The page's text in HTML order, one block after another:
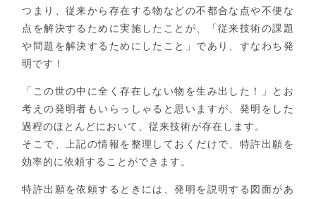
つまり、従来から存在する物などの不都合な点や不便な
点を解決するために実施したことが、「従来技術の課題
や問題を解決するためにしたこと」であり、すなわち発
明です！
「この世の中に全く存在しない物を生み出した！」とお
考えの発明者もいらっしゃると思いますが、発明をした
過程のほとんどにおいて、従来技術が存在します。
そこで、上記の情報を整理しておくだけで、特許出願を
効率的に依頼することができます。
特許出願を依頼するときには、発明を説明する図面があ